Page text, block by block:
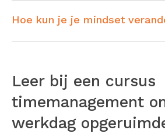
Hoe kun je je mindset
Leer bij een cursus
timemanagement
werkdag